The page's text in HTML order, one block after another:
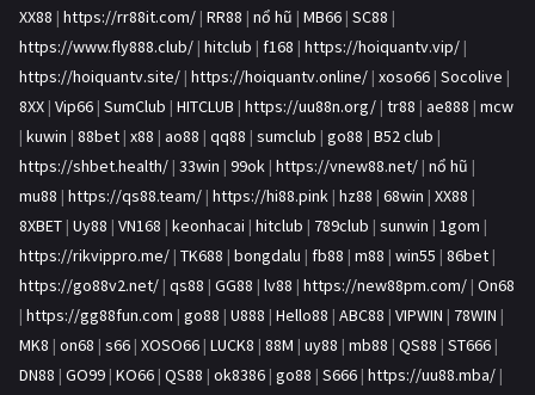
XX88 | https://rr88it.com/ | RR88 | nổ hũ | MB66 | SC88 |
https://www.fly888.club/ | hitclub | f168 | https://hoiquantv.vip/ |
https://hoiquantv.site/ | https://hoiquantv.online/ | xoso66 | Socolive |
8XX | Vip66 | SumClub | HITCLUB | https://uu88n.org/ | tr88 | ae888 | mcw
| kuwin | 88bet | x88 | ao88 | qq88 | sumclub | go88 | B52 club |
https://shbet.health/ | 33win | 99ok | https://vnew88.net/ | nổ hũ |
mu88 | https://qs88.team/ | https://hi88.pink | hz88 | 68win | XX88 |
8XBET | Uy88 | VN168 | keonhacai | hitclub | 789club | sunwin | 1gom |
https://rikvippro.me/ | TK688 | bongdalu | fb88 | m88 | win55 | 86bet |
https://go88v2.net/ | qs88 | GG88 | lv88 | https://new88pm.com/ | On68
| https://gg88fun.com | go88 | U888 | Hello88 | ABC88 | VIPWIN | 78WIN |
MK8 | on68 | s66 | XOSO66 | LUCK8 | 88M | uy88 | mb88 | QS88 | ST666 |
DN88 | GO99 | KO66 | QS88 | ok8386 | go88 | S666 | https://uu88.mba/ |